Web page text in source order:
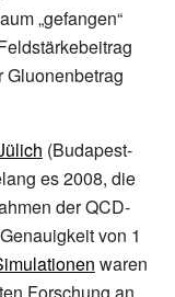
„gefangen“
Gluonenbetrag
(Budapest-
es 2008, die
der QCD-
von 1
waren